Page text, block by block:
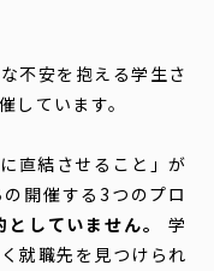
不安を抱える学生さ
しています。
直結させること」が
開催する3つのプロ
していません。
学
就職先を見つけられ